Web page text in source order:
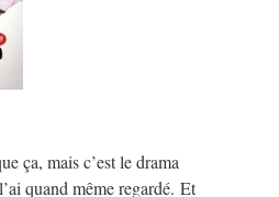
ça, mais c’est le drama
quand même regardé. Et